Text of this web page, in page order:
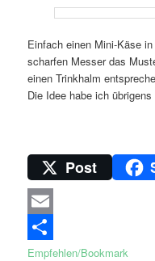
Einfach einen Mini-Käse
scharfen Messer das
einen Trinkhalm
Die Idee habe ich
Post
Email
Empfehlen/Bookmark